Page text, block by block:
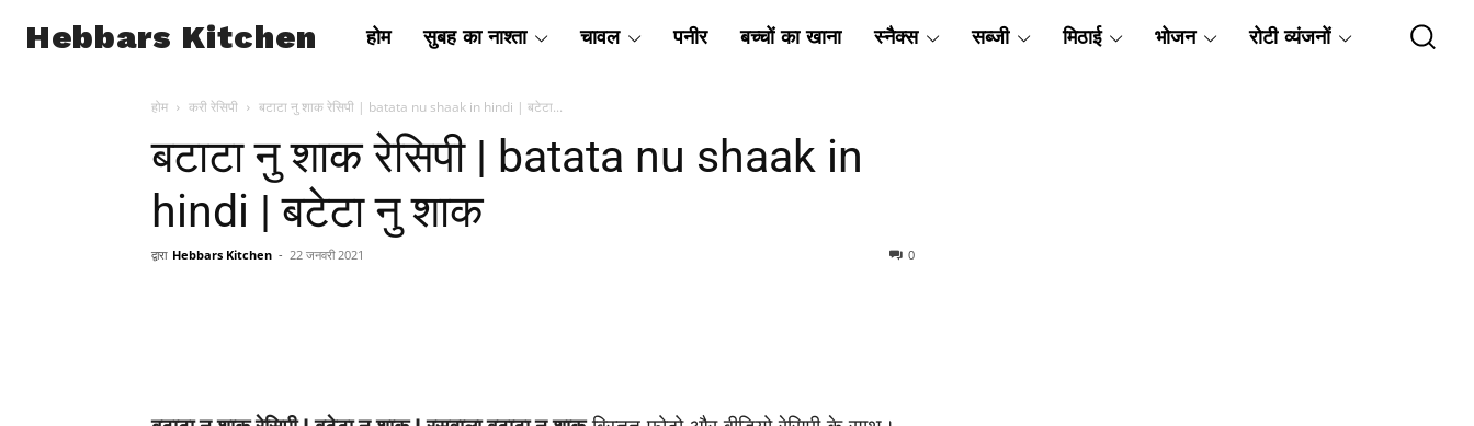
Hebbars Kitchen होम सुबह का नाश्ता चावल पनीर बच्चों का खाना स्नैक्स सब्जी मिठाई भोजन रोटी व्यंजनों
होम करी रेसिपी बटाटा नु शाक रेसिपी | batata nu shaak in hindi | बटेटा...
बटाटा नु शाक रेसिपी | batata nu shaak in
hindi | बटेटा नु शाक
द्वारा Hebbars Kitchen - 22 जनवरी 2021 0